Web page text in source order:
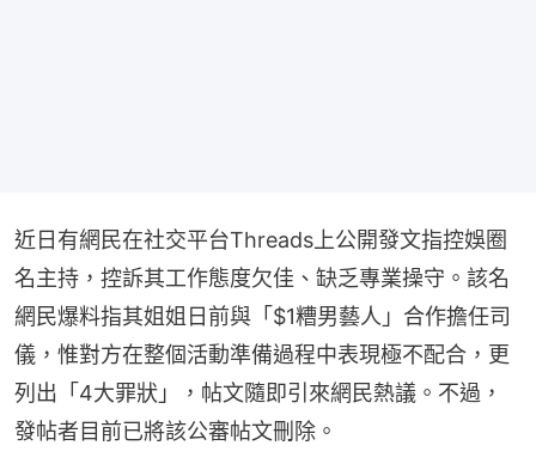
近日有網民在社交平台Threads上公開發文指控娛圈
名主持，控訴其工作態度欠佳、缺乏專業操守。該名
網民爆料指其姐姐日前與「$1糟男藝人」合作擔任司
儀，惟對方在整個活動準備過程中表現極不配合，更
列出「4大罪狀」，帖文隨即引來網民熱議。不過，
發帖者目前已將該公審帖文刪除。